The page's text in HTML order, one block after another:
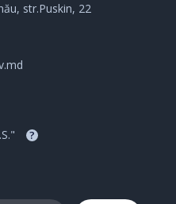
str.Puskin, 22
?